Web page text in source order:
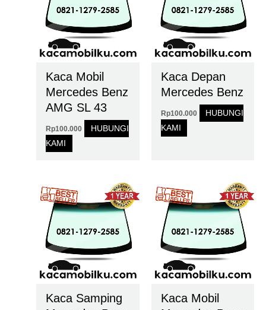
Kaca Mobil
Mercedes Benz
AMG SL 43
Rp100.000
HUBUNGI
KAMI
Kaca Depan
Mercedes Benz
Rp100.000
HUBUNGI
KAMI
Kaca Samping
Kaca Mobil